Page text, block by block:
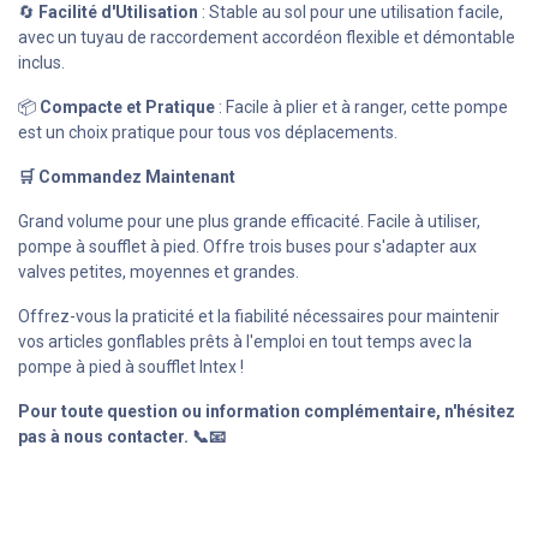
🔄 Facilité d'Utilisation : Stable au sol pour une utilisation facile,
avec un tuyau de raccordement accordéon flexible et démontable
inclus.
📦 Compacte et Pratique : Facile à plier et à ranger, cette pompe
est un choix pratique pour tous vos déplacements.
🛒 Commandez Maintenant
Grand volume pour une plus grande efficacité. Facile à utiliser,
pompe à soufflet à pied. Offre trois buses pour s'adapter aux
valves petites, moyennes et grandes.
Offrez-vous la praticité et la fiabilité nécessaires pour maintenir
vos articles gonflables prêts à l'emploi en tout temps avec la
pompe à pied à soufflet Intex !
Pour toute question ou information complémentaire, n'hésitez
pas à nous contacter. 📞📧